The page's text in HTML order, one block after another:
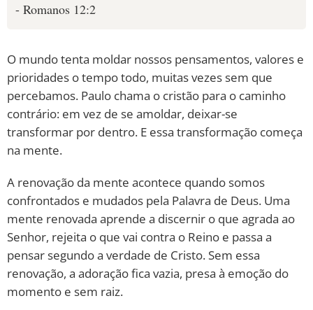
- Romanos 12:2
O mundo tenta moldar nossos pensamentos, valores e
prioridades o tempo todo, muitas vezes sem que
percebamos. Paulo chama o cristão para o caminho
contrário: em vez de se amoldar, deixar-se
transformar por dentro. E essa transformação começa
na mente.
A renovação da mente acontece quando somos
confrontados e mudados pela Palavra de Deus. Uma
mente renovada aprende a discernir o que agrada ao
Senhor, rejeita o que vai contra o Reino e passa a
pensar segundo a verdade de Cristo. Sem essa
renovação, a adoração fica vazia, presa à emoção do
momento e sem raiz.